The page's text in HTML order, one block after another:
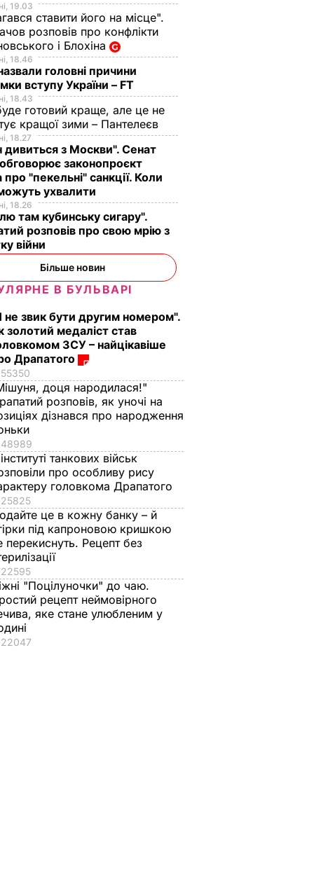
ДБР
19.03
ставити його на місце".
розповів про конфлікти
і Блохіна
18.46
головні причини
вступу України – FT
18.43
готовий краще, але це не
кращої зими – Пантелеєв
18.27
дивиться з Москви". Сенат
законопроєкт
про "пекельні" санкції. Коли
ухвалити
18.26
там кубинську сигару".
розповів про свою мрію з
війни
Більше новин
В БУЛЬВАРІ
не звик бути другим номером".
золотий медаліст став
ЗСУ – найцікавіше
Драпатого
55350
доця народилася!"
розповів, як уночі на
дізнався про народження
48989
танкових військ
про особливу рису
головкома Драпатого
25825
це в кожну банку – й
під капроновою кришкою
перекиснуть. Рецепт без
22595
"Поцілуночки" до чаю.
рецепт неймовірного
яке стане улюбленим у
22047